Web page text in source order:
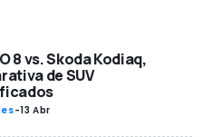
8 vs. Skoda Kodiaq,
de SUV
-13 Abr